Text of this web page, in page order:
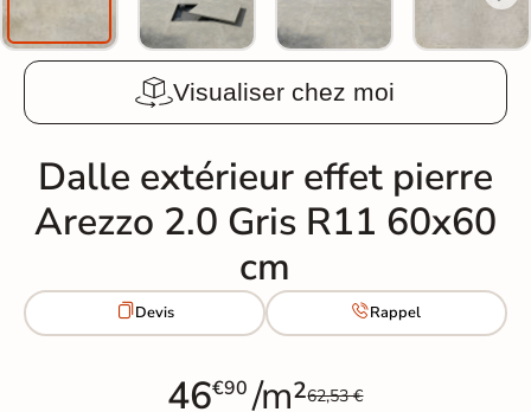
Visualiser chez moi
Dalle extérieur effet pierre
Arezzo 2.0 Gris R11 60x60
cm
Devis Rappel
46€90 /m²62,53 €